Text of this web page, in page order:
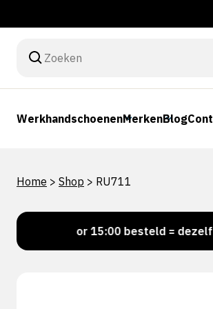
WerkhandschoenenMerkenBlog
Home > Shop > RU711
Voor 15:00 besteld = dezelfde